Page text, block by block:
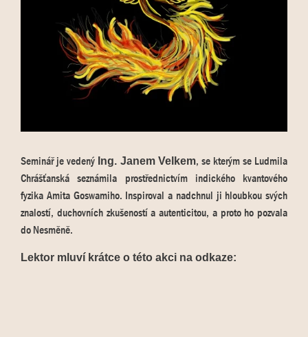
Seminář je vedený Ing. Janem Velkem, se kterým se Ludmila
Chrášťanská seznámila prostřednictvím indického kvantového
fyzika Amita Goswamiho. Inspiroval a nadchnul ji hloubkou svých
znalostí, duchovních zkušeností a autenticitou, a proto ho pozvala
do Nesměně.
Lektor mluví krátce o této akci na odkaze: